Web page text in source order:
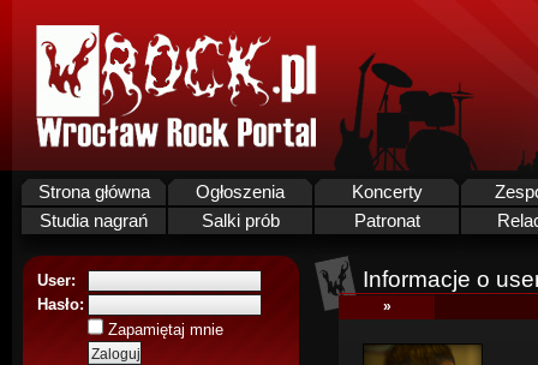
Strona główna Ogłoszenia Koncerty
Studia nagrań
Salki prób Patronat
User:
Hasło:
Zapamiętaj mnie
Informacje o
»